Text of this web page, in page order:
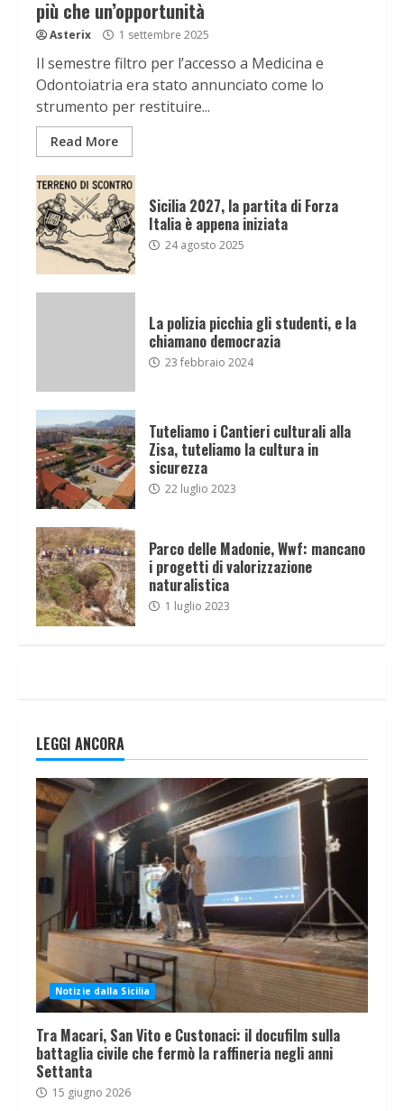
più che un’opportunità
Asterix 1 settembre 2025
Il semestre filtro per l’accesso a Medicina e
Odontoiatria era stato annunciato come lo
strumento per restituire...
Read More
Sicilia 2027, la partita di Forza
Italia è appena iniziata
24 agosto 2025
La polizia picchia gli studenti, e la
chiamano democrazia
23 febbraio 2024
Tuteliamo i Cantieri culturali alla
Zisa, tuteliamo la cultura in
sicurezza
22 luglio 2023
Parco delle Madonie, Wwf: mancano
i progetti di valorizzazione
naturalistica
1 luglio 2023
LEGGI ANCORA
Notizie dalla Sicilia
Tra Macari, San Vito e Custonaci: il docufilm sulla
battaglia civile che fermò la raffineria negli anni
Settanta
15 giugno 2026